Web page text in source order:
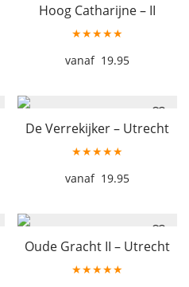
Hoog Catharijne – II
★★★★★
19.95
De Verrekijker – Utrecht
★★★★★
19.95
Oude Gracht II – Utrecht
★★★★★